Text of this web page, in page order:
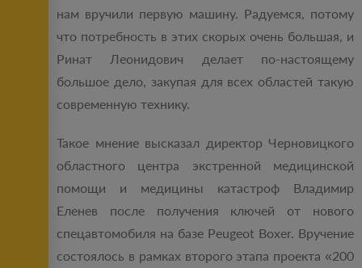
нам вручили первую машину. Радуемся, потому
что потребность в этих скорых очень большая, и
Ринат Леонидович делает по-настоящему
большое дело, закупая для всех областей такую
современную технику.
Такое мнение высказал директор Черновицкого
областного центра экстренной медицинской
помощи и медицины катастроф Владимир
Еленев после получения ключей от нового
спецавтомобиля на базе Peugeot Boxer. Вручение
состоялось в рамках второго этапа проекта «200